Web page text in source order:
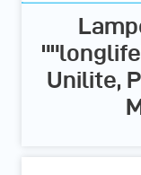
Unilite,